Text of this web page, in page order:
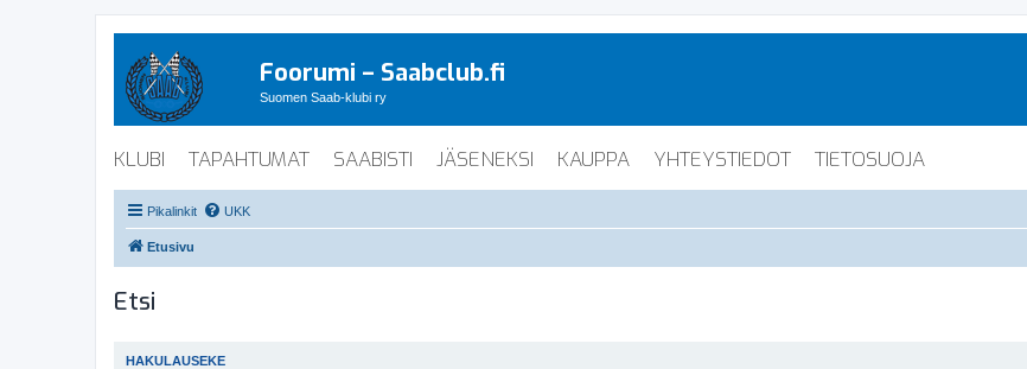
Foorumi – Saabclub.fi
Suomen Saab-klubi ry
KLUBI TAPAHTUMAT SAABISTI JÄSENEKSI KAUPPA YHTEYSTIEDOT TIETOSUOJA
Pikalinkit UKK
Etusivu
Etsi
HAKULAUSEKE